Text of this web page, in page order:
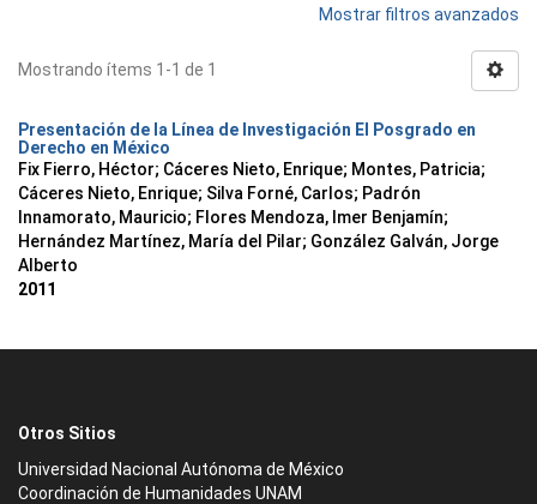
Mostrar filtros avanzados
Mostrando ítems 1-1 de 1
Presentación de la Línea de Investigación El Posgrado en
Derecho en México
Fix Fierro, Héctor; Cáceres Nieto, Enrique; Montes, Patricia;
Cáceres Nieto, Enrique; Silva Forné, Carlos; Padrón
Innamorato, Mauricio; Flores Mendoza, Imer Benjamín;
Hernández Martínez, María del Pilar; González Galván, Jorge
Alberto
2011
Otros Sitios
Universidad Nacional Autónoma de México
Coordinación de Humanidades UNAM